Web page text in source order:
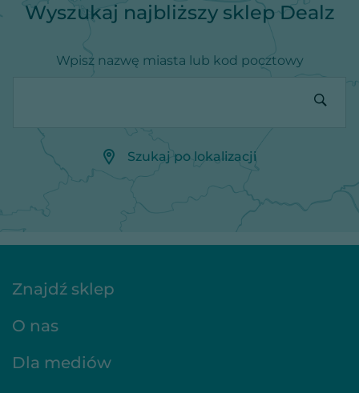
Wyszukaj najbliższy sklep Dealz
Wpisz nazwę miasta lub kod pocztowy
Szukaj po lokalizacji
Znajdź sklep
O nas
Dla mediów